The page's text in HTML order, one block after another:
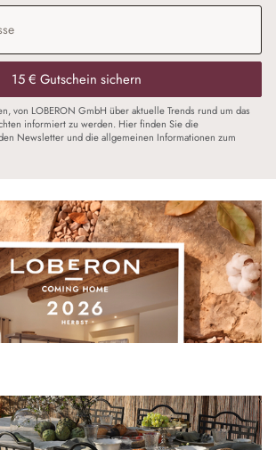
15 € Gutschein sichern
von LOBERON GmbH über aktuelle Trends rund um das
informiert zu werden. Hier finden Sie die
Newsletter und die allgemeinen Informationen zum